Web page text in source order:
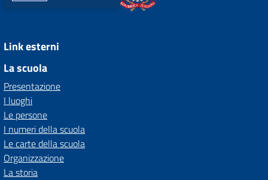
Link esterni
La scuola
Presentazione
I luoghi
Le persone
I numeri della scuola
Le carte della scuola
Organizzazione
La storia